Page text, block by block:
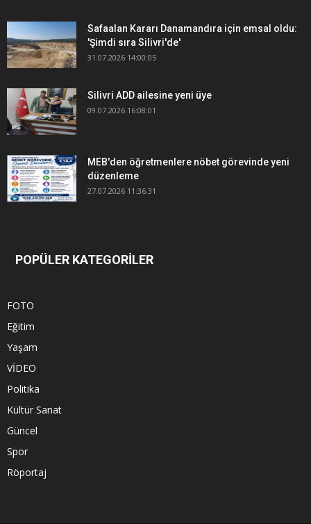
Safaalan Kararı Danamandıra için emsal oldu:
'Şimdi sıra Silivri'de'
31.07.2026 14:00:05
Silivri ADD ailesine yeni üye
09.07.2026 16:08:01
MEB'den öğretmenlere nöbet görevinde yeni
düzenleme
27.07.2026 11:36:31
POPÜLER KATEGORİLER
FOTO
Eğitim
Yaşam
VİDEO
Politika
Kültür Sanat
Güncel
Spor
Röportaj